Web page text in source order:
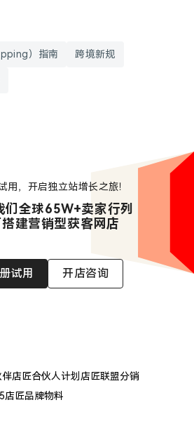
）指南 跨境新规
用，开启独立站增长之旅！
们全球65W+卖家行列
建营销型获客网店
试用 开店咨询
伴店匠合伙人计划 店匠联盟分销
店匠品牌物料